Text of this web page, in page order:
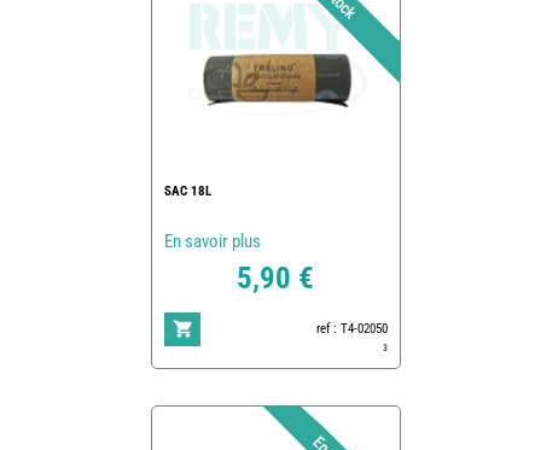
SAC 18L
En savoir plus
5,90 €
ref : T4-02050
3